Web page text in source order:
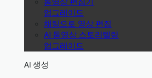
업그레이드
채팅으로 영상 편집
AI 동영상 스토리텔링
업그레이드
AI 생성